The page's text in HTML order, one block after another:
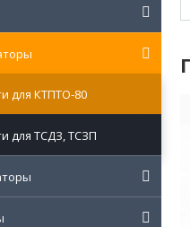
для КТПТО-80
для ТСДЗ, ТСЗП